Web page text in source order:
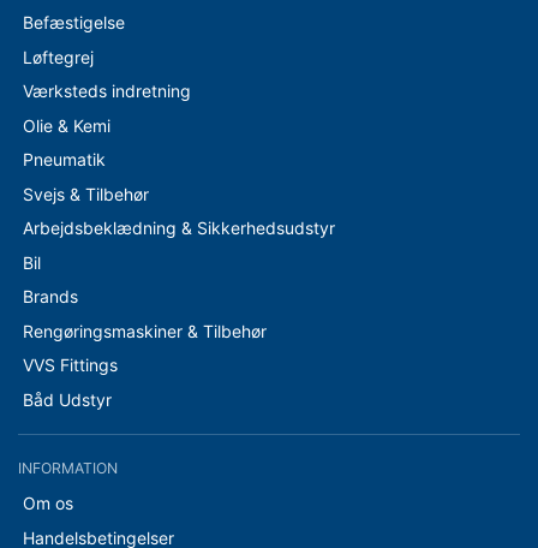
Befæstigelse
Løftegrej
Værksteds indretning
Olie & Kemi
Pneumatik
Svejs & Tilbehør
Arbejdsbeklædning & Sikkerhedsudstyr
Bil
Brands
Rengøringsmaskiner & Tilbehør
VVS Fittings
Båd Udstyr
INFORMATION
Om os
Handelsbetingelser